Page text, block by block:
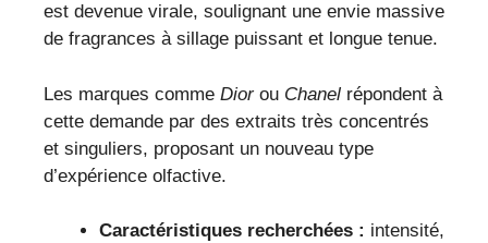
est devenue virale, soulignant une envie massive
de fragrances à sillage puissant et longue tenue.
Les marques comme Diorou Chanel répondent à
cette demande par des extraits très concentrés
et singuliers, proposant un nouveau type
d’expérience olfactive.
Caractéristiques recherchées : intensité,